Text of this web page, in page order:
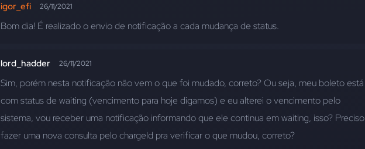
igor_efi 26/11/2021
Bom dia! É realizado o envio de notificação a cada mudança de status.
lord_hadder 26/11/2021
Sim, porém nesta notificação não vem o que foi mudado, correto? Ou seja, meu boleto está
com status de waiting (vencimento para hoje digamos) e eu alterei o vencimento pelo
sistema, vou receber uma notificação informando que ele continua em waiting, isso? Preciso
fazer uma nova consulta pelo chargeId pra verificar o que mudou, correto?